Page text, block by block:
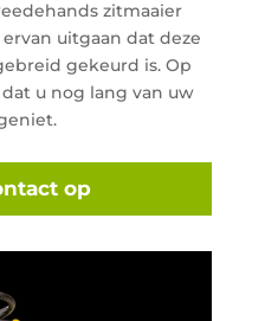
zitmaaier
uitgaan dat deze
gekeurd is. Op
u nog lang van uw
op